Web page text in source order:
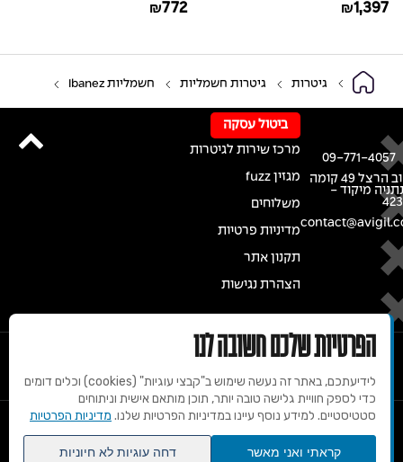
₪1,397
₪772
גיטרות גיטרות חשמליות חשמליות Ibanez
רחוב הרצל 49 קומה
מיקוד -
09-771-4057
ביטול עסקה
מרכז שירות לגיטרות
מגזין fuzz
משלוחים
מדיניות פרטיות
תקנון אתר
הצהרת נגישות
הפרטיות שלכם חשובה לנו
לידיעתכם, באתר זה נעשה שימוש ב"קבצי עוגיות" (cookies) וכלים דומים
כדי לספק חוויית גלישה טובה יותר, תוכן מותאם אישית וניתוחים
סטטיסטיים. למידע נוסף עיינו במדיניות הפרטיות שלנו. מדיניות הפרטיות
קראתי ואני מאשר דחה עוגיות לא חיוניות